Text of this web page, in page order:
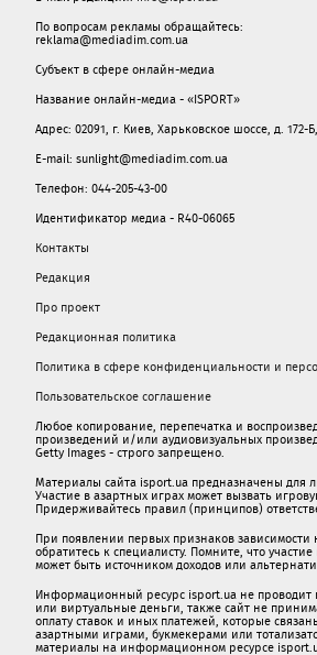
По вопросам рекламы обращайтесь:
reklama@mediadim.com.ua
Субъект в сфере онлайн-медиа
Название онлайн-медиа - «ISPORT»
Адрес: 02091, г. Киев, Харьковское шоссе, д. 172-
E-mail: sunlight@mediadim.com.ua
Телефон: 044-205-43-00
Идентификатор медиа - R40-06065
Контакты
Редакция
Про проект
Редакционная политика
Политика в сфере конфиденциальности и
Пользовательское соглашение
Любое копирование, перепечатка и
произведений и/или аудиовизуальных
Getty Images - строго запрещено.
Материалы сайта isport.ua предназначены для
Участие в азартных играх может вызвать
Придерживайтесь правил (принципов)
При появлении первых признаков зависимости
обратитесь к специалисту. Помните, что
может быть источником доходов или
Информационный ресурс isport.ua не
или виртуальные деньги, также сайт не
oплaту ставок и иных платежей, которые
азартными игрaми, букмекерами или
материалы на информационном ресурсе